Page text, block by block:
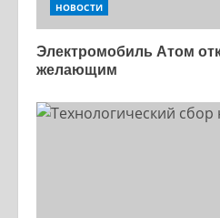
НОВОСТИ
Электромобиль Атом
желающим